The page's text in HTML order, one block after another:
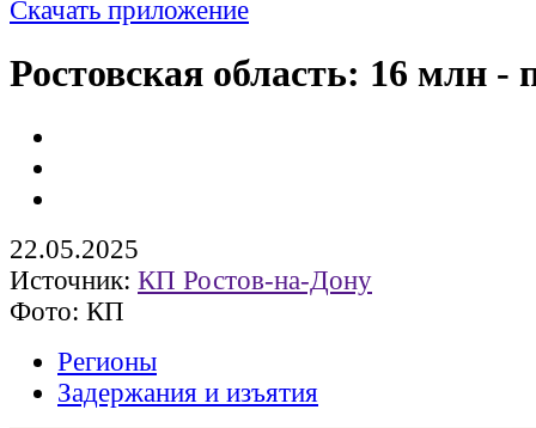
Скачать приложение
Ростовская область: 16 млн -
22.05.2025
Источник: КП Ростов-на-Дону
Фото: КП
Регионы
Задержания и изъятия